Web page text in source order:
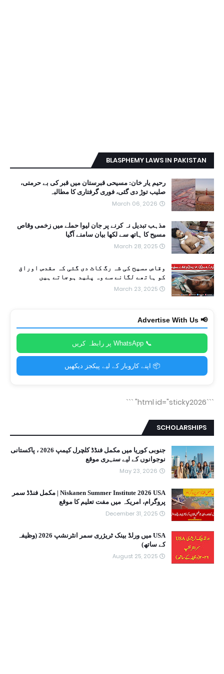
BLASPHEMY LAWS IN PAKISTAN
رحیم یار خان: مسیحی قبرستان میں قبر کی بے حرمتی،
صلیب توڑ دی گئی، فوری گرفتاری کا مطالبہ
March 06, 2026
مذہب تبدیل نہ کرنے پر جان لیوا حملے میں زخمی وقاص
مسیح کا ہاتھ سے لکھا بیان سامنے آگیا
March 28, 2025
وقاص مسیح کی شہ رگ کاٹ دی گئی کہ مقدس اوراق
کو ہاتھے لگانے سے وہ پلید ہوجاتے ہیں
March 23, 2025
📢 Advertise With Us
📞 WhatsApp پر رابطہ کریں
📦 اپنے کاروبار کے لیے پیکجز دیکھیں
```html id="sticky2026"
```
SCHOLARSHIPS
جنوبی کوریا میں مکمل فنڈڈ کلچرل کیمپ 2026 ، پاکستانی
نوجوانوں کے لیے سنہری موقع
May 23, 2026
Niskanen Summer Institute 2026 USA | مکمل فنڈڈ سمر
پروگرام، امریکہ میں مفت تعلیم کا موقع
December 31, 2025
USA میں ورلڈ بینک ٹریژری سمر انٹرنشپ 2026 (وظیفہ
کے ساتھ)
August 25, 2025